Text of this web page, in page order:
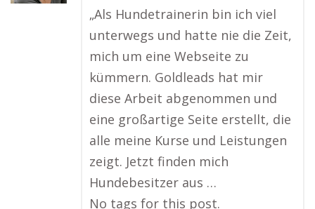
„Als Hundetrainerin bin ich viel
unterwegs und hatte nie die Zeit,
mich um eine Webseite zu
kümmern. Goldleads hat mir
diese Arbeit abgenommen und
eine großartige Seite erstellt, die
alle meine Kurse und Leistungen
zeigt. Jetzt finden mich
Hundebesitzer aus …
No tags for this post.